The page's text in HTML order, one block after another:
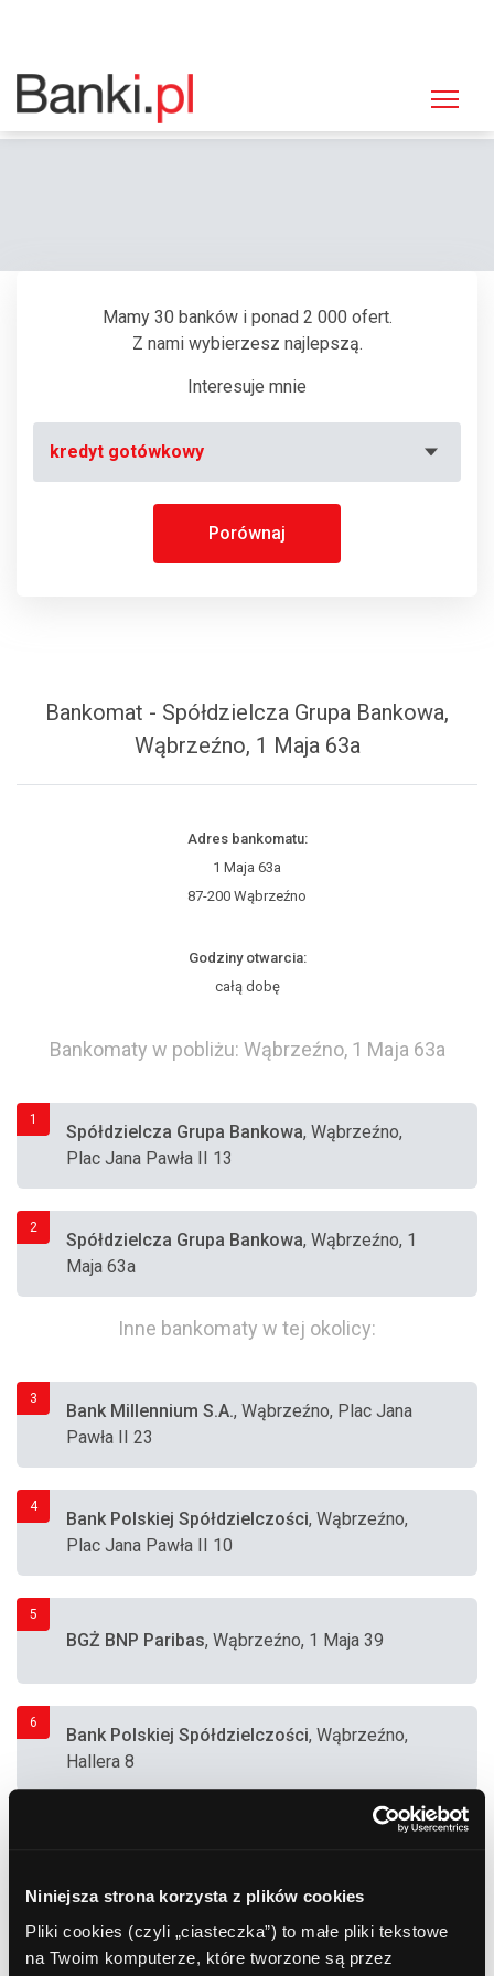
Niniejsza strona korzysta z plików cookies
Pliki cookies (czyli „ciasteczka”) to małe pliki tekstowe
na Twoim komputerze, które tworzone są przez
Strona główna
Bankomat Spółdzielcza Grupa Bankowa, Wąbrzeźno, 1 Maja 63a
Mamy 30 banków i ponad 2 000 ofert.
Z nami wybierzesz najlepszą.
Interesuje mnie
kredyt gotówkowy
Porównaj
Bankomat - Spółdzielcza Grupa Bankowa,
Wąbrzeźno, 1 Maja 63a
Adres bankomatu:
1 Maja 63a
87-200 Wąbrzeźno
Godziny otwarcia:
całą dobę
Bankomaty w pobliżu: Wąbrzeźno, 1 Maja 63a
1
Spółdzielcza Grupa Bankowa, Wąbrzeźno,
Plac Jana Pawła II 13
2
Spółdzielcza Grupa Bankowa, Wąbrzeźno, 1
Maja 63a
Inne bankomaty w tej okolicy:
3
Bank Millennium S.A., Wąbrzeźno, Plac Jana
Pawła II 23
4
Bank Polskiej Spółdzielczości, Wąbrzeźno,
Plac Jana Pawła II 10
5
BGŻ BNP Paribas, Wąbrzeźno, 1 Maja 39
6
Bank Polskiej Spółdzielczości, Wąbrzeźno,
Hallera 8
8
Euronet, Wąbrzeźno, Mestwina 7